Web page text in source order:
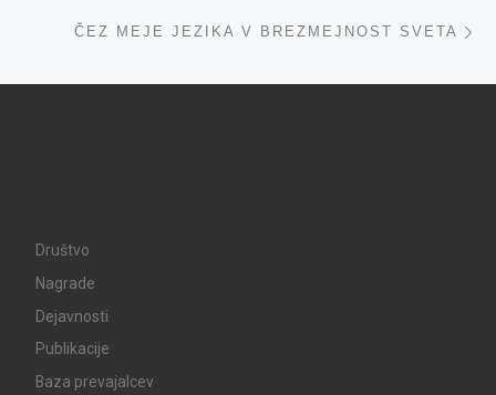
ČEZ MEJE JEZIKA V BREZMEJNOST SVETA
Društvo
Nagrade
Dejavnosti
Publikacije
Baza prevajalcev